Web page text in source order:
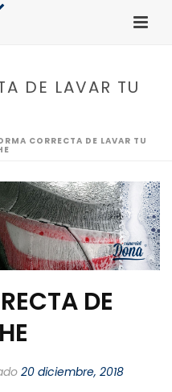
DE LAVAR TU
CORRECTA DE LAVAR TU
DE
20 diciembre, 2018